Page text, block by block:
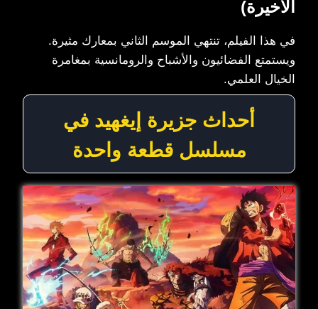
الأخيرة)
في هذا الفيلم، تنتهي الموسم الثاني بمعارك مثيرة.
ويستمتع الفضائيون والأشباح والرومانسية بمغامرة
الخيال العلمي.
أحداث جزيرة إيغهيد في
مسلسل قطعة واحدة